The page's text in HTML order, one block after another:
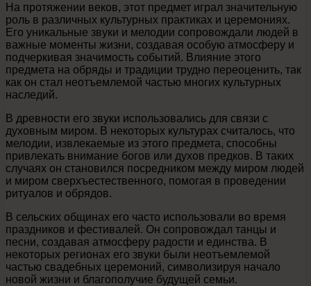
На протяжении веков, этот предмет играл значительную
роль в различных культурных практиках и церемониях.
Его уникальные звуки и мелодии сопровождали людей в
важные моменты жизни, создавая особую атмосферу и
подчеркивая значимость событий. Влияние этого
предмета на обряды и традиции трудно переоценить, так
как он стал неотъемлемой частью многих культурных
наследий.
В древности его звуки использовались для связи с
духовным миром. В некоторых культурах считалось, что
мелодии, извлекаемые из этого предмета, способны
привлекать внимание богов или духов предков. В таких
случаях он становился посредником между миром людей
и миром сверхъестественного, помогая в проведении
ритуалов и обрядов.
В сельских общинах его часто использовали во время
праздников и фестивалей. Он сопровождал танцы и
песни, создавая атмосферу радости и единства. В
некоторых регионах его звуки были неотъемлемой
частью свадебных церемоний, символизируя начало
новой жизни и благополучие будущей семьи.